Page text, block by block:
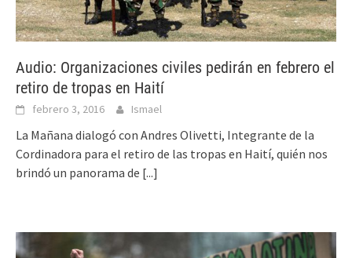
Audio: Organizaciones civiles pedirán en febrero el
retiro de tropas en Haití
febrero 3, 2016 Ismael
La Mañana dialogó con Andres Olivetti, Integrante de la
Cordinadora para el retiro de las tropas en Haití, quién nos
brindó un panorama de [...]